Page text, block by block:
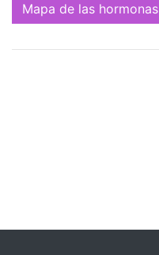
Mapa de las hormonas